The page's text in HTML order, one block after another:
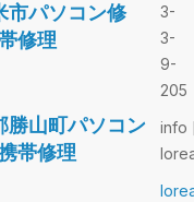
市パソコン修
修理
勝山町パソコン
帯修理
3-
3-
9-
205
info